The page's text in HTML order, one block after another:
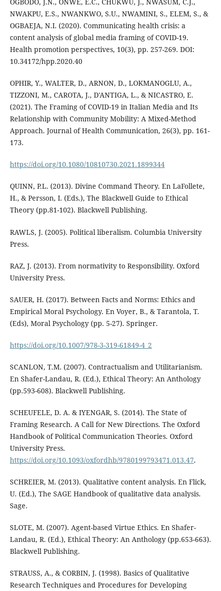
OGBODO, J.N., ONWE, E.C., CHUKWU, J., NWASUM, C.J.,
NWAKPU, E.S., NWANKWO, S.U., NWAMINI, S., ELEM, S., &
OGBAEJA, N.I. (2020). Communicating health crisis: a
content analysis of global media framing of COVID-19.
Health promotion perspectives, 10(3), pp. 257-269. DOI:
10.34172/hpp.2020.40
OPHIR, Y., WALTER, D., ARNON, D., LOKMANOGLU, A.,
TIZZONI, M., CAROTA, J., D'ANTIGA, L., & NICASTRO, E.
(2021). The Framing of COVID-19 in Italian Media and Its
Relationship with Community Mobility: A Mixed-Method
Approach. Journal of Health Communication, 26(3), pp. 161-
173.
https://doi.org/10.1080/10810730.2021.1899344
QUINN, P.L. (2013). Divine Command Theory. En LaFollete,
H., & Persson, I. (Eds.), The Blackwell Guide to Ethical
Theory (pp.81-102). Blackwell Publishing.
RAWLS, J. (2005). Political liberalism. Columbia University
Press.
RAZ, J. (2013). From normativity to Responsibility. Oxford
University Press.
SAUER, H. (2017). Between Facts and Norms: Ethics and
Empirical Moral Psychology. En Voyer, B., & Tarantola, T.
(Eds), Moral Psychology (pp. 5-27). Springer.
https://doi.org/10.1007/978-3-319-61849-4_2
SCANLON, T.M. (2007). Contractualism and Utilitarianism.
En Shafer-Landau, R. (Ed.), Ethical Theory: An Anthology
(pp.593-608). Blackwell Publishing.
SCHEUFELE, D. A. & IYENGAR, S. (2014). The State of
Framing Research. A Call for New Directions. The Oxford
Handbook of Political Communication Theories. Oxford
University Press.
https://doi.org/10.1093/oxfordhb/9780199793471.013.47.
SCHREIER, M. (2013). Qualitative content analysis. En Flick,
U. (Ed.), The SAGE Handbook of qualitative data analysis.
Sage.
SLOTE, M. (2007). Agent-based Virtue Ethics. En Shafer-
Landau, R. (Ed.), Ethical Theory: An Anthology (pp.653-663).
Blackwell Publishing.
STRAUSS, A., & CORBIN, J. (1998). Basics of Qualitative
Research Techniques and Procedures for Developing